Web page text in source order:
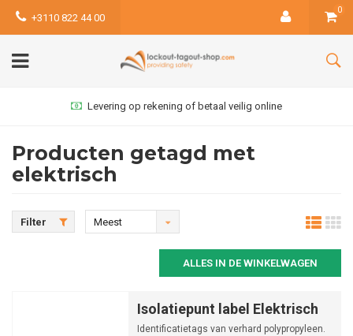
+3110 822 44 00
0
Levering op rekening of betaal veilig online
Producten getagd met
elektrisch
Filter
Meest
ALLES IN DE WINKELWAGEN
Isolatiepunt label Elektrisch
Identificatietags van verhard polypropyleen.